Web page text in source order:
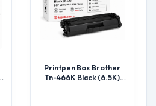
Printpen Box Brother
Tn-466K Black (6.5K)